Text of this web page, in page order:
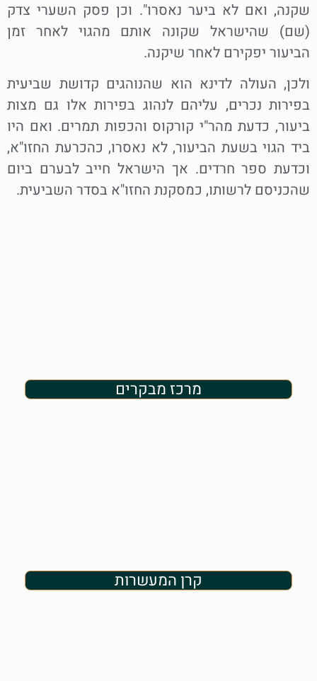
שקנה, ואם לא ביער נאסרו". וכן פסק השערי צדק
(שם) שהישראל שקונה אותם מהגוי לאחר זמן
הביעור יפקירם לאחר שיקנה.
ולכן, העולה לדינא הוא שהנוהגים קדושת שביעית
בפירות נכרים, עליהם לנהוג בפירות אלו גם מצות
ביעור, כדעת מהר"י קורקוס והכפות תמרים. ואם היו
ביד הגוי בשעת הביעור, לא נאסרו, כהכרעת החזו"א,
וכדעת ספר חרדים. אך הישראל חייב לבערם ביום
שהכניסם לרשותו, כמסקנת החזו"א בסדר השביעית.
מרכז מבקרים
קרן המעשרות